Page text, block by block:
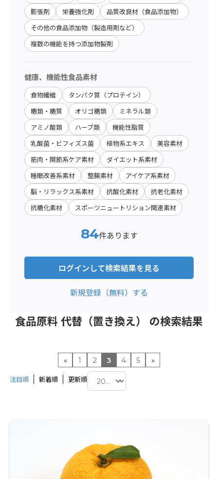
膨張剤 栄養強化剤 品質改良材（食品添加物）
その他の食品添加物（製造用剤など）
複数の機能を持つ添加物製剤
健康、機能性食品素材
食物繊維 タンパク質（プロテイン）
糖類・糖質 オリゴ糖類 ミネラル類
アミノ酸類 ハーブ類 機能性脂質
乳酸菌・ビフィズス菌 植物系エキス 美容素材
筋肉・関節系ケア素材 ダイエット系素材
睡眠改善系素材 整腸素材 アイケア系素材
脳・リラックス系素材 抗酸化素材 抗老化素材
抗糖化素材 スポーツニュートリション関連素材
84件あります
ログインして検索結果を見る
新規登録（無料）する
食品原料 代替（置き換え） の検索結果
« 1 2 3 4 5 »
注目順 新着順 更新順